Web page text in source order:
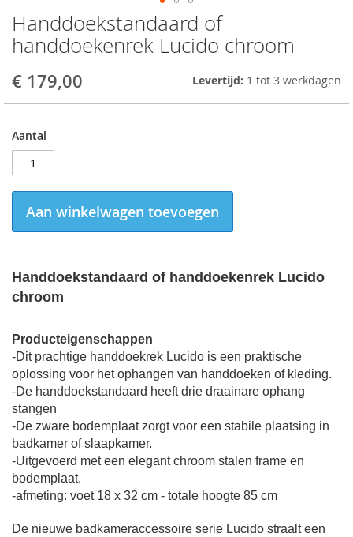
Handdoekstandaard of
handdoekenrek Lucido chroom
€ 179,00 Levertijd: 1 tot 3 werkdagen
Aantal
Aan winkelwagen toevoegen
Handdoekstandaard of handdoekenrek Lucido
chroom
Producteigenschappen
-Dit prachtige handdoekrek Lucido is een praktische
oplossing voor het ophangen van handdoeken of kleding.
-De handdoekstandaard heeft drie draainare ophang
stangen
-De zware bodemplaat zorgt voor een stabile plaatsing in
badkamer of slaapkamer.
-Uitgevoerd met een elegant chroom stalen frame en
bodemplaat.
-afmeting: voet 18 x 32 cm - totale hoogte 85 cm
De nieuwe badkameraccessoire serie Lucido straalt een
Skip
to
the
of
gallery